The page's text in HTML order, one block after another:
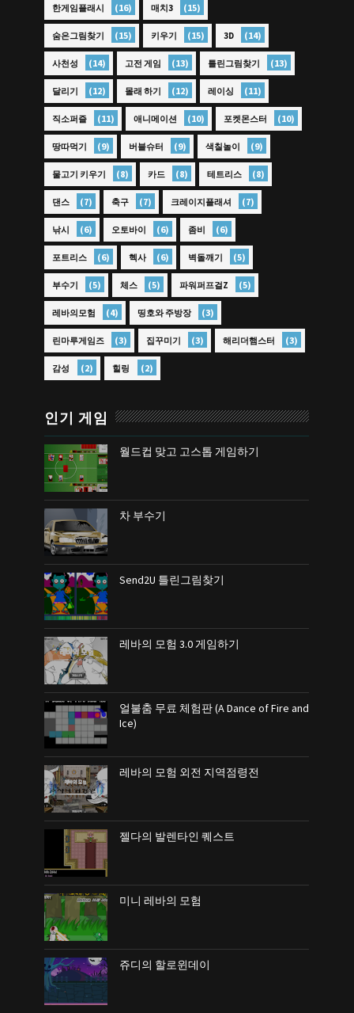
한게임플래시 (16) 매치3 (15)
숨은그림찾기 (15) 키우기 (15) 3D (14)
사천성 (14) 고전 게임 (13) 틀린그림찾기 (13)
달리기 (12) 몰래 하기 (12) 레이싱 (11)
직소퍼즐 (11) 애니메이션 (10) 포켓몬스터 (10)
땅따먹기 (9) 버블슈터 (9) 색칠놀이 (9)
물고기 키우기 (8) 카드 (8) 테트리스 (8)
댄스 (7) 축구 (7) 크레이지플래셔 (7)
낚시 (6) 오토바이 (6) 좀비 (6)
포트리스 (6) 헥사 (6) 벽돌깨기 (5)
부수기 (5) 체스 (5) 파워퍼프걸Z (5)
레바의모험 (4) 띵호와 주방장 (3)
린마루게임즈 (3) 집꾸미기 (3) 해리더햄스터 (3)
감성 (2) 힐링 (2)
인기 게임
월드컵 맞고 고스톱 게임하기
차 부수기
Send2U 틀린그림찾기
레바의 모험 3.0 게임하기
얼불춤 무료 체험판 (A Dance of Fire and
Ice)
레바의 모험 외전 지역점령전
젤다의 발렌타인 퀘스트
미니 레바의 모험
쥬디의 할로윈데이